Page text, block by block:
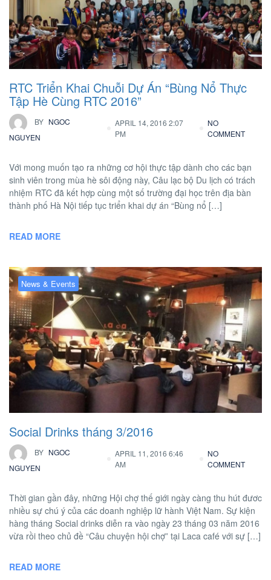
RTC Triển Khai Chuỗi Dự Án “Bùng Nổ Thực
Tập Hè Cùng RTC 2016”
BY NGOC
NGUYEN
APRIL 14, 2016 2:07
PM
NO
COMMENT
Với mong muốn tạo ra những cơ hội thực tập dành cho các bạn
sinh viên trong mùa hè sôi động này, Câu lạc bộ Du lịch có trách
nhiệm RTC đã kết hợp cùng một số trường đại học trên địa bàn
thành phố Hà Nội tiếp tục triển khai dự án “Bùng nổ […]
READ MORE
News & Events
Social Drinks tháng 3/2016
BY NGOC
NGUYEN
APRIL 11, 2016 6:46
AM
NO
COMMENT
Thời gian gần đây, những Hội chợ thế giới ngày càng thu hút đươc
nhiều sự chú ý của các doanh nghiệp lữ hành Việt Nam. Sự kiện
hàng tháng Social drinks diễn ra vào ngày 23 tháng 03 năm 2016
vừa rồi theo chủ đề “Câu chuyện hội chợ” tại Laca café với sự […]
READ MORE